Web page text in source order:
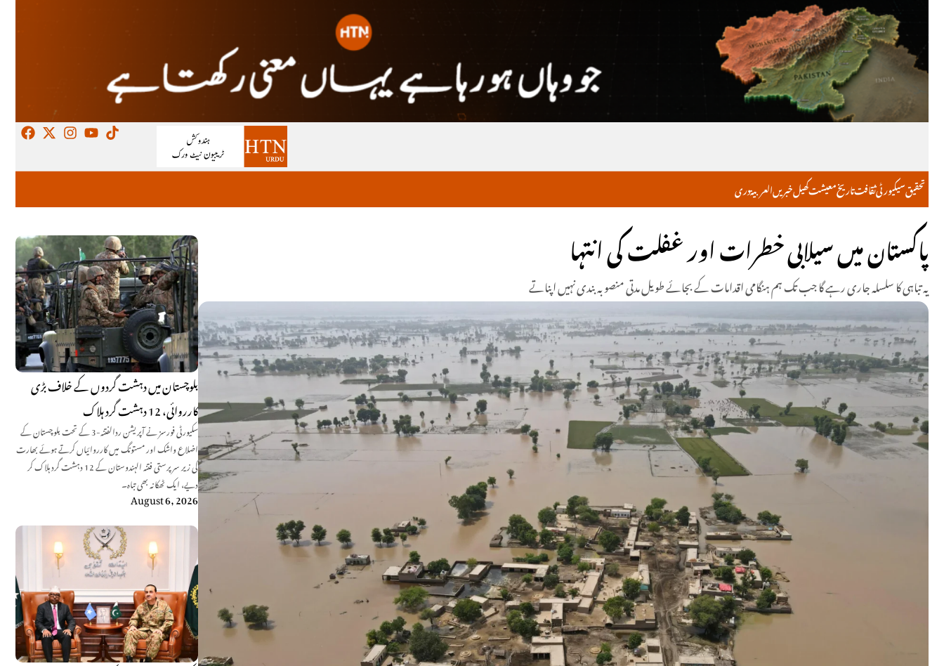
خبریںکھیلمعیشتتاریخثقافتسیکیورٹیتحقیق دریالعربية
بلوچستان میں دہشت گردوں کے خلاف بڑی
کارروائی، 12 دہشت گرد ہلاک
سکیورٹی فورسز نے آپریشن ردالفتنہ-3 کے تحت بلوچستان کے
اضلاع واشک اور مستونگ میں کارروائیاں کرتے ہوئے بھارت
کی زیر سرپرستی فتنہ الہندوستان کے 12 دہشت گرد ہلاک کر
دیے، ایک ٹھکانہ بھی تباہ۔
August 6, 2026
پاکستان میں سیلابی خطرات اور غفلت کی انتہا
یہ تباہی کا سلسلہ جاری رہے گا جب تک ہم ہنگامی اقدامات کے بجائے طویل مدتی منصوبہ بندی نہیں اپناتے